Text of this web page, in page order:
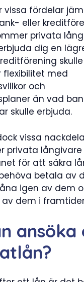
vissa fördelar
eller
privata
dig en
flexibilitet med
och
än vad
skulle erbjuda.
vissa
privata
för att säkra
betala av
igen av dem
dem i
ansöka